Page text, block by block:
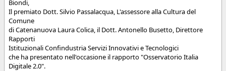
Biondi,
Il premiato Dott. Silvio Passalacqua, L'assessore alla Cultura del
Comune
di Catenanuova Laura Colica, il Dott. Antonello Busetto, Direttore
Rapporti
Istituzionali Confindustria Servizi Innovativi e Tecnologici
che ha presentato nell'occasione il rapporto "Osservatorio Italia
Digitale 2.0".